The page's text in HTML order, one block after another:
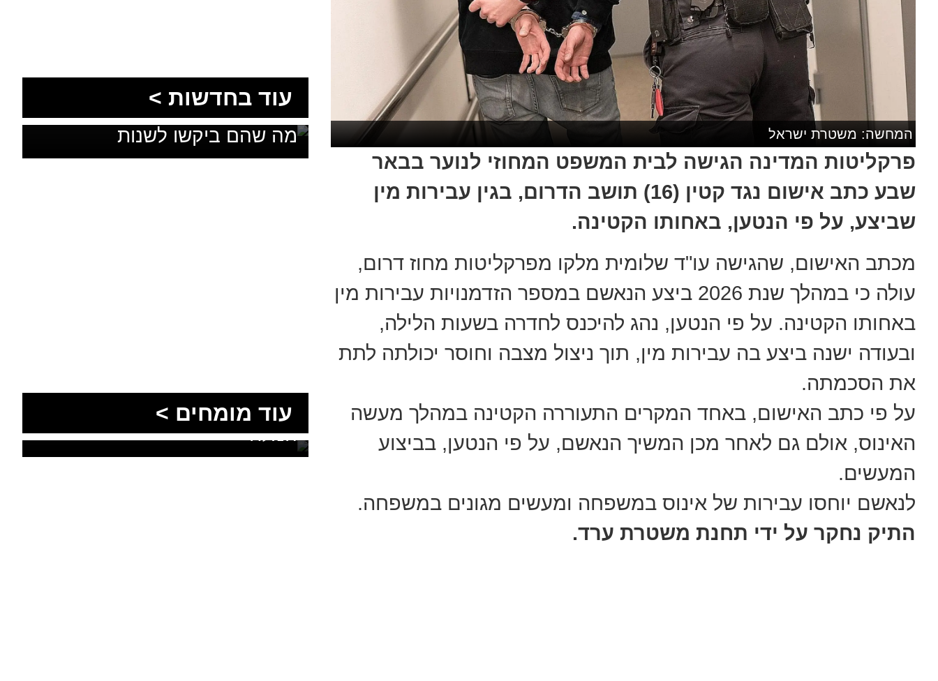
המחשה: משטרת ישראל
פרקליטות המדינה הגישה לבית המשפט המחוזי לנוער בבאר
שבע כתב אישום נגד קטין (16) תושב הדרום, בגין עבירות מין
שביצע, על פי הנטען, באחותו הקטינה.
מכתב האישום, שהגישה עו"ד שלומית מלקו מפרקליטות מחוז דרום,
עולה כי במהלך שנת 2026 ביצע הנאשם במספר הזדמנויות עבירות מין
באחותו הקטינה. על פי הנטען, נהג להיכנס לחדרה בשעות הלילה,
ובעודה ישנה ביצע בה עבירות מין, תוך ניצול מצבה וחוסר יכולתה לתת
את הסכמתה.
על פי כתב האישום, באחד המקרים התעוררה הקטינה במהלך מעשה
האינוס, אולם גם לאחר מכן המשיך הנאשם, על פי הנטען, בביצוע
המעשים.
לנאשם יוחסו עבירות של אינוס במשפחה ומעשים מגונים במשפחה.
התיק נחקר על ידי תחנת משטרת ערד.
עוד בחדשות >
1,600 מתושבי עומר השתתפו
בגיבוש תוכנית האב לחינוך: זה
מה שהם ביקשו לשנות
עוד מומחים >
מתכננים נסיעה קבוצתית
מושלמת לנגב, לאילת ולים
המלח